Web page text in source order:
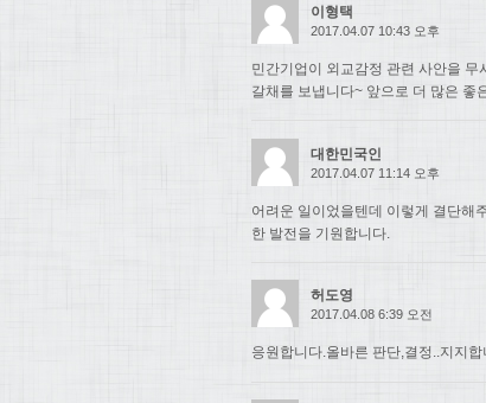
이형택
2017.04.07 10:43 오후
민간기업이 외교감정 관련 사안을 무
갈채를 보냅니다~ 앞으로 더 많은 좋
대한민국인
2017.04.07 11:14 오후
어려운 일이었을텐데 이렇게 결단해
한 발전을 기원합니다.
허도영
2017.04.08 6:39 오전
응원합니다.올바른 판단,결정..지지합